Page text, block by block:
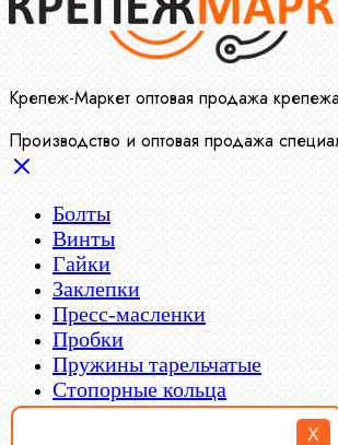
X
Крепеж-Маркет оптовая продажа
Производство и оптовая продажа
Болты
Винты
Гайки
Заклепки
Пресс-масленки
Пробки
Пружины тарельчатые
Стопорные кольца
Такелаж